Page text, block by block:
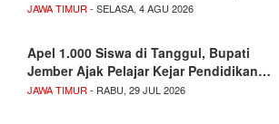
JAWA TIMUR - SELASA, 4 AGU 2026
Apel 1.000 Siswa di Tanggul, Bupati
Jember Ajak Pelajar Kejar Pendidikan…
JAWA TIMUR - RABU, 29 JUL 2026